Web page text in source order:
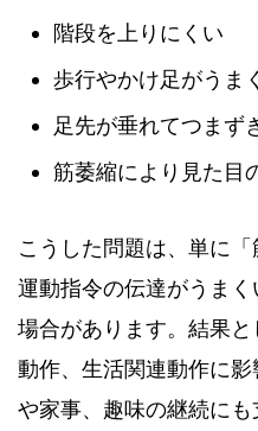
階段を上りにくい
歩行やかけ足がうま
足先が垂れてつまず
筋萎縮により見た目
こうした問題は、単に「
運動指令の伝達がうま
場合があります。結果
動作、生活関連動作に
や家事、趣味の継続にも